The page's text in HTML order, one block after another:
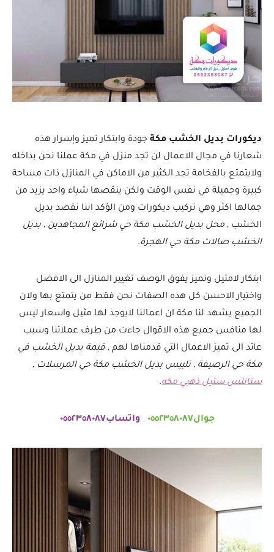
ديكورات بديل الخشب مكة جودة وابتكار تميز وإسرار هذه
شعارنا في مجال الاعمال لن تجد منزل في مكة عملنا نحن بداخله
ولايتمتع بالفخامة تجد الكثير من الاماكن في المنازل ذات مساحة
كبيرة وجميلة في نفس الوقت ولكن ينقصها شياء واحد يزيد من
جمالها اكثر وهي تركيب ديكورات ومن الؤكد اننا نقصد بديل
الخشب , محل بديل الخشب مكة حي شرائع المجاهدين , بديل
الخشب صالات مكة حي الهجرة.
ابتكار لامثيل وتميز يفوق الوصف تغيير المنازل الى الافضل
واختيار الاحسن كل هذه الصفات نحن فقط من يتمتع بها ولان
الجميع يشهد لنا مكة ان اعمالنا لايوجد لها مثيل واسعار ليس
لها منافس جميع هذه الاقوال جاءت من طرف عملائنا وسبب
عائد الى تميز الاعمال التي قدمناها لهم , قيمة بديل الخشب في
مكة حي الرصيفة , تلبيس بديل الخشب مكة حي المرسلات ,
ستانلس ستيل ذهبي مكه.
جوال٠٥٥٢٣٥٨٠٨٧ واتساب٠٥٥٢٣٥٨٠٨٧